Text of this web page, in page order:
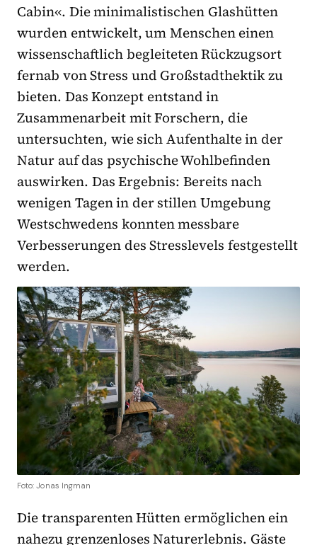
Cabin«. Die minimalistischen Glashütten
wurden entwickelt, um Menschen einen
wissenschaftlich begleiteten Rückzugsort
fernab von Stress und Großstadthektik zu
bieten. Das Konzept entstand in
Zusammenarbeit mit Forschern, die
untersuchten, wie sich Aufenthalte in der
Natur auf das psychische Wohlbefinden
auswirken. Das Ergebnis: Bereits nach
wenigen Tagen in der stillen Umgebung
Westschwedens konnten messbare
Verbesserungen des Stresslevels festgestellt
werden.
Foto: Jonas Ingman
Die transparenten Hütten ermöglichen ein
nahezu grenzenloses Naturerlebnis. Gäste